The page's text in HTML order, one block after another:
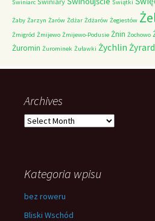
Świniarc
Świątki
Żaby Żarzyn Żarów Żdżar Żdżarów Żegiestów
Żmigród Żmijewo Żmijewo-Podusie Żnin Żochowo
Żuromin Żurominek Żuławki Żychlin
Archives
Archives
Kategoria wpisu
bez roweru
Bliski Wschód